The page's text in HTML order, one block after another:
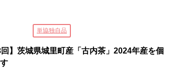
単協独自品
】茨城県城里町産「古内茶」2024年産を個